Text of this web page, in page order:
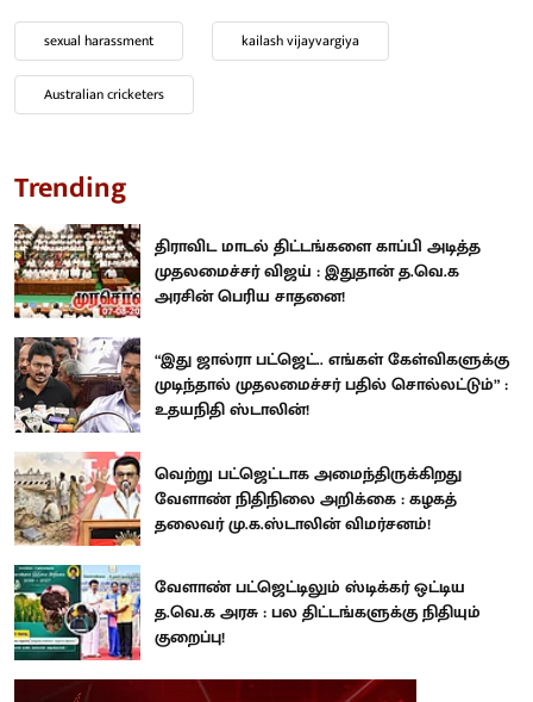
sexual harassment kailash vijayvargiya
Australian cricketers
Trending
திராவிட மாடல் திட்டங்களை காப்பி அடித்த
முதலமைச்சர் விஜய் : இதுதான் த.வெ.க
அரசின் பெரிய சாதனை!
“இது ஜால்ரா பட்ஜெட்.. எங்கள் கேள்விகளுக்கு
முடிந்தால் முதலமைச்சர் பதில் சொல்லட்டும்” :
உதயநிதி ஸ்டாலின்!
வெற்று பட்ஜெட்டாக அமைந்திருக்கிறது
வேளாண் நிதிநிலை அறிக்கை : கழகத்
தலைவர் மு.க.ஸ்டாலின் விமர்சனம்!
வேளாண் பட்ஜெட்டிலும் ஸ்டிக்கர் ஒட்டிய
த.வெ.க அரசு : பல திட்டங்களுக்கு நிதியும்
குறைப்பு!